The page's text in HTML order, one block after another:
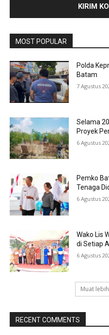
MOST POPULAR
Polda
Batam
7 Agustus
Selama
Proyek
6 Agustus
Pemko
Tenaga
6 Agustus
Wako Lis
di Setiap
6 Agustus
Muat
RECENT COMMENTS